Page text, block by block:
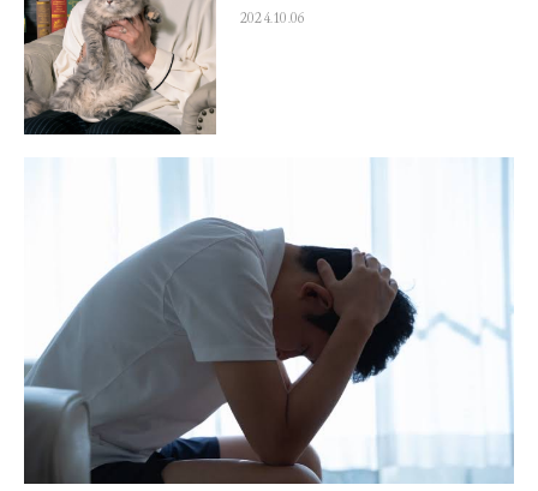
2024.10.06